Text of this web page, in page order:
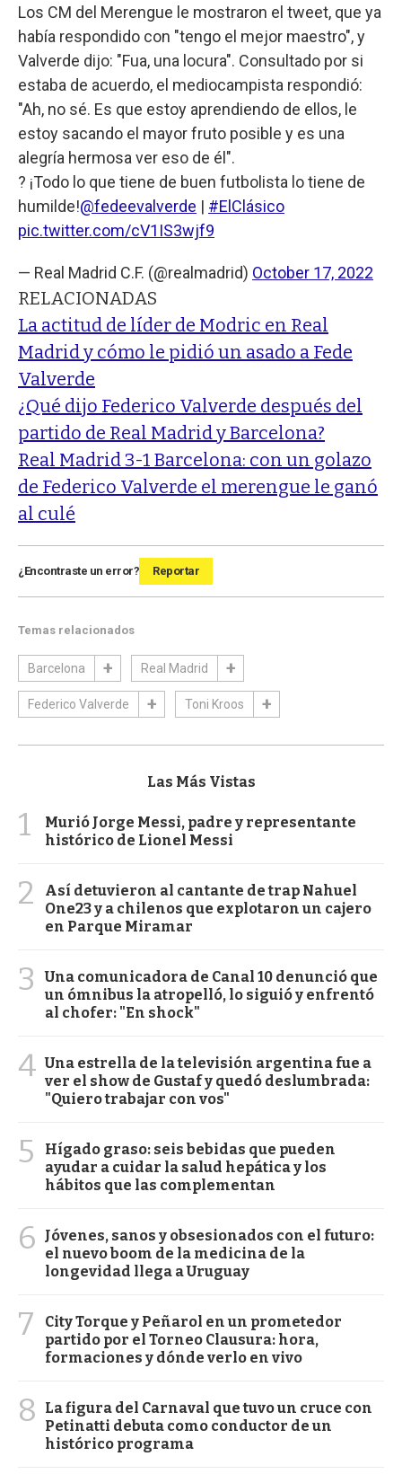
Los CM del Merengue le mostraron el tweet, que ya
había respondido con "tengo el mejor maestro", y
Valverde dijo: "Fua, una locura". Consultado por si
estaba de acuerdo, el mediocampista respondió:
"Ah, no sé. Es que estoy aprendiendo de ellos, le
estoy sacando el mayor fruto posible y es una
alegría hermosa ver eso de él".
? ¡Todo lo que tiene de buen futbolista lo tiene de
humilde!@fedeevalverde | #ElClásico
pic.twitter.com/cV1IS3wjf9
— Real Madrid C.F. (@realmadrid) October 17, 2022
RELACIONADAS
La actitud de líder de Modric en Real
Madrid y cómo le pidió un asado a Fede
Valverde
¿Qué dijo Federico Valverde después del
partido de Real Madrid y Barcelona?
Real Madrid 3-1 Barcelona: con un golazo
de Federico Valverde el merengue le ganó
al culé
¿Encontraste un error? Reportar
Temas relacionados
Barcelona Real Madrid
Federico Valverde Toni Kroos
Las Más Vistas
1
Murió Jorge Messi, padre y representante
histórico de Lionel Messi
2
Así detuvieron al cantante de trap Nahuel
One23 y a chilenos que explotaron un cajero
en Parque Miramar
3
Una comunicadora de Canal 10 denunció que
un ómnibus la atropelló, lo siguió y enfrentó
al chofer: "En shock"
4 Una estrella de la televisión argentina fue a
ver el show de Gustaf y quedó deslumbrada:
"Quiero trabajar con vos"
5
Hígado graso: seis bebidas que pueden
ayudar a cuidar la salud hepática y los
hábitos que las complementan
6
Jóvenes, sanos y obsesionados con el futuro:
el nuevo boom de la medicina de la
longevidad llega a Uruguay
7
City Torque y Peñarol en un prometedor
partido por el Torneo Clausura: hora,
formaciones y dónde verlo en vivo
8
La figura del Carnaval que tuvo un cruce con
Petinatti debuta como conductor de un
histórico programa